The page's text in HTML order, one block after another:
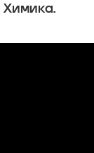
Химика.